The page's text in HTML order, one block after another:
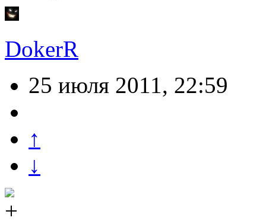
DokerR
25 июля 2011, 22:59
↑
↓